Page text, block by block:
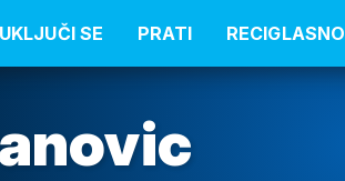
UKLJUČI SE PRATI RECIGLASNO